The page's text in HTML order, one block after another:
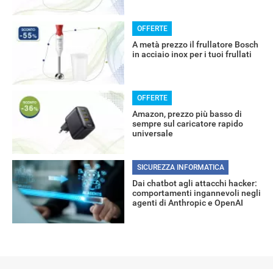
OFFERTE
A metà prezzo il frullatore Bosch
in acciaio inox per i tuoi frullati
OFFERTE
Amazon, prezzo più basso di
sempre sul caricatore rapido
universale
SICUREZZA INFORMATICA
Dai chatbot agli attacchi hacker:
comportamenti ingannevoli negli
agenti di Anthropic e OpenAI